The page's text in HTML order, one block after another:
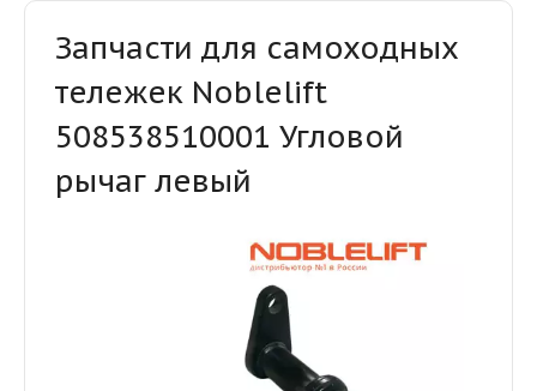
Запчасти для самоходных
тележек Noblelift
508538510001 Угловой
рычаг левый